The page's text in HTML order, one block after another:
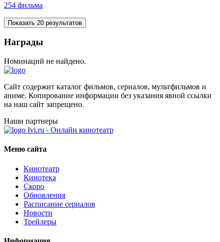
254 фильма
Показать 20 результатов
Награды
Номинаций не найдено.
Сайт содержит каталог фильмов, сериалов, мультфильмов и
аниме. Копирование информации без указания явной ссылки
на наш сайт запрещено.
Наши партнеры
Ivi.ru - Онлайн кинотеатр
Меню сайта
Кинотеатр
Кинотека
Скоро
Обновления
Расписание сериалов
Новости
Трейлеры